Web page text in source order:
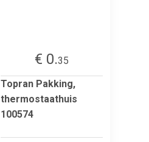
€ 0.35
Topran Pakking,
thermostaathuis
100574